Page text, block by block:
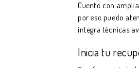
Cuento con
por eso puedo
integra técnicas
Inicia tu